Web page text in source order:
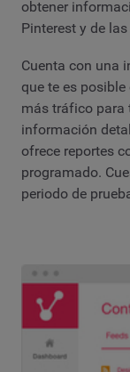
obtener
Pinterest y de
Cuenta con una
que te es
más tráfico para
información
ofrece reportes
programado.
periodo de